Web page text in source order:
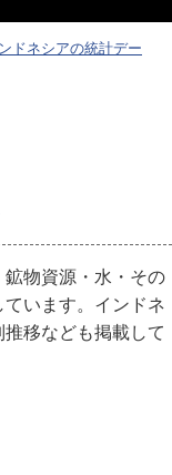
ドネシアの統計デー
物資源・水・その
います。インドネ
移なども掲載して